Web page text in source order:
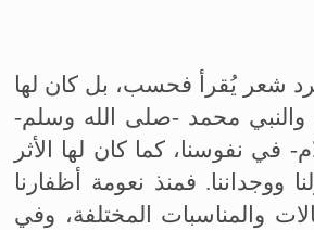
شعر يُقرأ فحسب، بل كان لها
والنبي محمد -صلى الله وسلم-
نفوسنا، كما كان لها الأثر
ووجداننا. فمنذ نعومة أظفارنا
والمناسبات المختلفة، وفي